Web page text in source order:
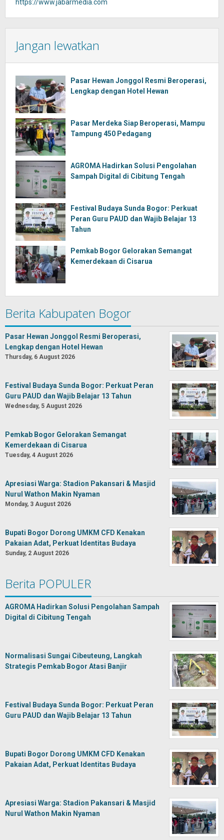
https://www.jabarmedia.com
Jangan lewatkan
Pasar Hewan Jonggol Resmi Beroperasi,
Lengkap dengan Hotel Hewan
Pasar Merdeka Siap Beroperasi, Mampu
Tampung 450 Pedagang
AGROMA Hadirkan Solusi Pengolahan
Sampah Digital di Cibitung Tengah
Festival Budaya Sunda Bogor: Perkuat
Peran Guru PAUD dan Wajib Belajar 13
Tahun
Pemkab Bogor Gelorakan Semangat
Kemerdekaan di Cisarua
Berita Kabupaten Bogor
Pasar Hewan Jonggol Resmi Beroperasi,
Lengkap dengan Hotel Hewan
Thursday, 6 August 2026
Festival Budaya Sunda Bogor: Perkuat Peran
Guru PAUD dan Wajib Belajar 13 Tahun
Wednesday, 5 August 2026
Pemkab Bogor Gelorakan Semangat
Kemerdekaan di Cisarua
Tuesday, 4 August 2026
Apresiasi Warga: Stadion Pakansari & Masjid
Nurul Wathon Makin Nyaman
Monday, 3 August 2026
Bupati Bogor Dorong UMKM CFD Kenakan
Pakaian Adat, Perkuat Identitas Budaya
Sunday, 2 August 2026
Berita POPULER
AGROMA Hadirkan Solusi Pengolahan Sampah
Digital di Cibitung Tengah
Normalisasi Sungai Cibeuteung, Langkah
Strategis Pemkab Bogor Atasi Banjir
Festival Budaya Sunda Bogor: Perkuat Peran
Guru PAUD dan Wajib Belajar 13 Tahun
Bupati Bogor Dorong UMKM CFD Kenakan
Pakaian Adat, Perkuat Identitas Budaya
Apresiasi Warga: Stadion Pakansari & Masjid
Nurul Wathon Makin Nyaman